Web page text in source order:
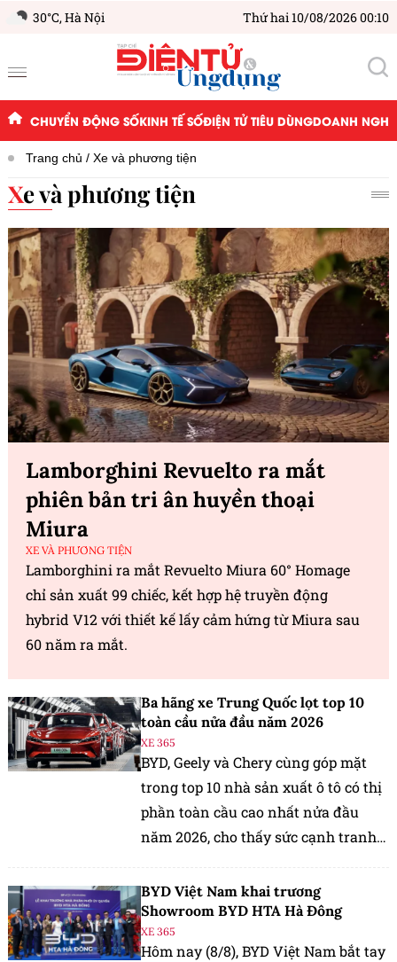
30°C,Hà Nội Thứ hai 10/08/2026 00:10
CHUYỂN ĐỘNG SỐKINH TẾ SỐĐIỆN TỬ TIÊU DÙNGDOANH
Trang chủ Xe và phương tiện
Xe và phương tiện
Lamborghini Revuelto ra mắt
phiên bản tri ân huyền thoại
Miura
XE VÀ PHƯƠNG TIỆN
Lamborghini ra mắt Revuelto Miura 60° Homage
chỉ sản xuất 99 chiếc, kết hợp hệ truyền động
hybrid V12 với thiết kế lấy cảm hứng từ Miura sau
60 năm ra mắt.
Ba hãng xe Trung Quốc lọt top 10
toàn cầu nửa đầu năm 2026
XE 365
BYD, Geely và Chery cùng góp mặt
trong top 10 nhà sản xuất ô tô có thị
phần toàn cầu cao nhất nửa đầu
năm 2026, cho thấy sức cạnh tranh
Trung Quốc.
BYD Việt Nam khai trương
Showroom BYD HTA Hà Đông
XE 365
Hôm nay (8/8), BYD Việt Nam bắt tay